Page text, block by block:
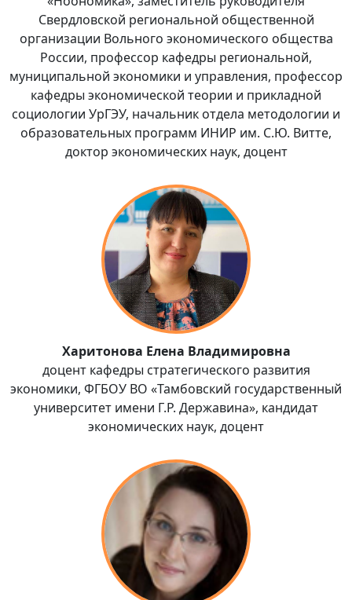
Свердловской региональной общественной
организации Вольного экономического общества
России, профессор кафедры региональной,
муниципальной экономики и управления, профессор
кафедры экономической теории и прикладной
социологии УрГЭУ, начальник отдела методологии и
образовательных программ ИНИР им. С.Ю. Витте,
доктор экономических наук, доцент
Харитонова Елена Владимировна
доцент кафедры стратегического развития
экономики, ФГБОУ ВО «Тамбовский государственный
университет имени Г.Р. Державина», кандидат
экономических наук, доцент